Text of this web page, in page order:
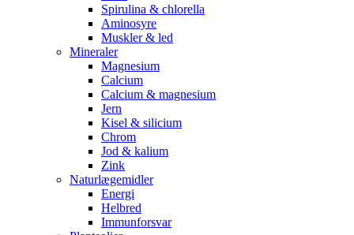
Spirulina & chlorella
Aminosyre
Muskler & led
Mineraler
Magnesium
Calcium
Calcium & magnesium
Jern
Kisel & silicium
Chrom
Jod & kalium
Zink
Naturlægemidler
Energi
Helbred
Immunforsvar